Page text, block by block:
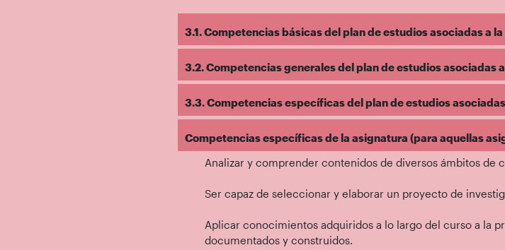
3.1. Competencias básicas del plan de estudios asociadas a
3.2. Competencias generales del plan de estudios asociadas
3.3. Competencias específicas del plan de estudios
Competencias específicas de la asignatura (para aquellas
Analizar y comprender contenidos de diversos ámbitos de
Ser capaz de seleccionar y elaborar un proyecto de
Aplicar conocimientos adquiridos a lo largo del curso a la
documentados y construidos.